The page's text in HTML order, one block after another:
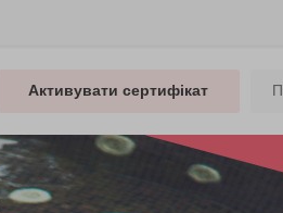
Активувати сертифікат